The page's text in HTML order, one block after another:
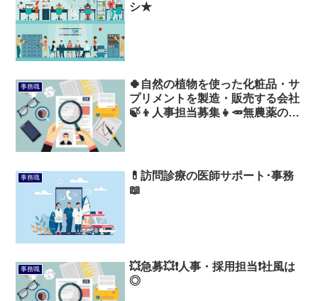
シ★
事務職
🍀自然の植物を使った化粧品・サ
プリメントを製造・販売する会社
🍃👦人事担当募集👧🥕無農薬の野
事務職
💊訪問診療の医師サポート･事務
📖
事務職
💥急募💥❗人事・採用担当❗社風は
◎